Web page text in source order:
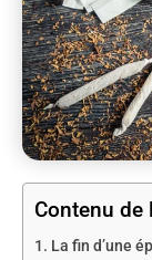
Contenu de
La fin d’une